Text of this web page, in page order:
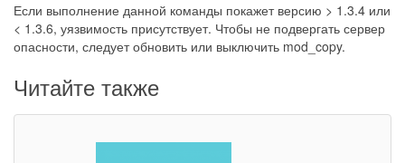
Если выполнение данной команды покажет версию > 1.3.4 или
< 1.3.6, уязвимость присутствует. Чтобы не подвергать сервер
опасности, следует обновить или выключить mod_copy.
Читайте также